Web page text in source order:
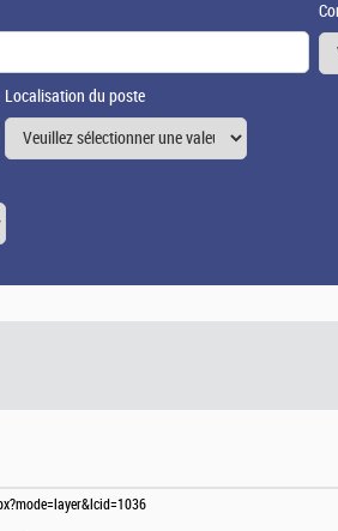
Localisation du poste